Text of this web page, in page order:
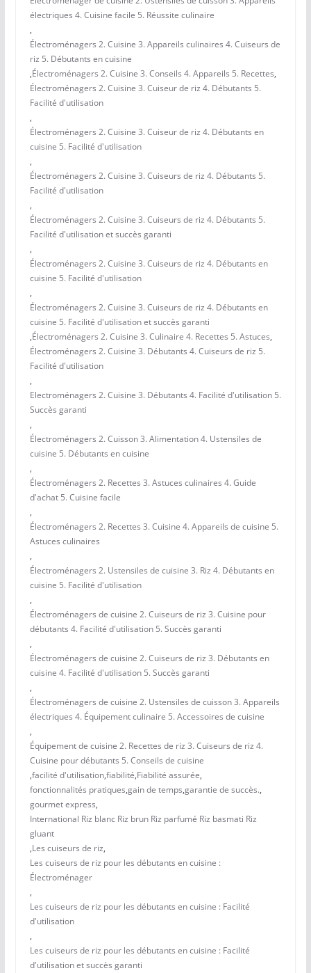
électriques 4. Cuisine facile 5. Réussite culinaire
,
Électroménagers 2. Cuisine 3. Appareils culinaires 4. Cuiseurs de
riz 5. Débutants en cuisine
,Électroménagers 2. Cuisine 3. Conseils 4. Appareils 5. Recettes,
Électroménagers 2. Cuisine 3. Cuiseur de riz 4. Débutants 5.
Facilité d'utilisation
,
Électroménagers 2. Cuisine 3. Cuiseur de riz 4. Débutants en
cuisine 5. Facilité d'utilisation
,
Électroménagers 2. Cuisine 3. Cuiseurs de riz 4. Débutants 5.
Facilité d'utilisation
,
Électroménagers 2. Cuisine 3. Cuiseurs de riz 4. Débutants 5.
Facilité d'utilisation et succès garanti
,
Électroménagers 2. Cuisine 3. Cuiseurs de riz 4. Débutants en
cuisine 5. Facilité d'utilisation
,
Électroménagers 2. Cuisine 3. Cuiseurs de riz 4. Débutants en
cuisine 5. Facilité d'utilisation et succès garanti
,Électroménagers 2. Cuisine 3. Culinaire 4. Recettes 5. Astuces,
Électroménagers 2. Cuisine 3. Débutants 4. Cuiseurs de riz 5.
Facilité d'utilisation
,
Electroménagers 2. Cuisine 3. Débutants 4. Facilité d'utilisation 5.
Succès garanti
,
Électroménagers 2. Cuisson 3. Alimentation 4. Ustensiles de
cuisine 5. Débutants en cuisine
,
Électroménagers 2. Recettes 3. Astuces culinaires 4. Guide
d'achat 5. Cuisine facile
,
Électroménagers 2. Recettes 3. Cuisine 4. Appareils de cuisine 5.
Astuces culinaires
,
Électroménagers 2. Ustensiles de cuisine 3. Riz 4. Débutants en
cuisine 5. Facilité d'utilisation
,
Électroménagers de cuisine 2. Cuiseurs de riz 3. Cuisine pour
débutants 4. Facilité d'utilisation 5. Succès garanti
,
Électroménagers de cuisine 2. Cuiseurs de riz 3. Débutants en
cuisine 4. Facilité d'utilisation 5. Succès garanti
,
Électroménagers de cuisine 2. Ustensiles de cuisson 3. Appareils
électriques 4. Équipement culinaire 5. Accessoires de cuisine
,
Équipement de cuisine 2. Recettes de riz 3. Cuiseurs de riz 4.
Cuisine pour débutants 5. Conseils de cuisine
,facilité d'utilisation,fiabilité,Fiabilité assurée,
fonctionnalités pratiques,gain de temps,garantie de succès.,
gourmet express,
International Riz blanc Riz brun Riz parfumé Riz basmati Riz
gluant
,Les cuiseurs de riz,
Les cuiseurs de riz pour les débutants en cuisine :
Électroménager
,
Les cuiseurs de riz pour les débutants en cuisine : Facilité
d'utilisation
,
Les cuiseurs de riz pour les débutants en cuisine : Facilité
d'utilisation et succès garanti